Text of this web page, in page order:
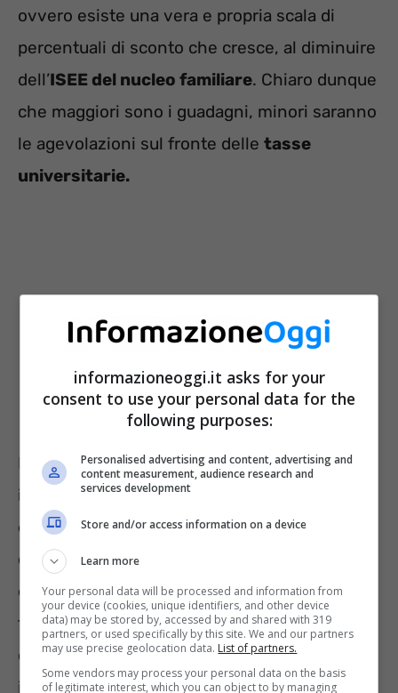
ovvero esiste una vera e propria scala di
percentuali di sconto che cresce, al diminuire
dell’ISEE del nucleo familiare. Chiaro dunque
che maggiori sono i guadagni, minori saranno
le agevolazioni sul fronte delle tasse
universitarie.
Ricordiamo altresì che l’ISEE è il cosiddetto
indicatore della situazione economica
equivalente, e rappresenta uno strumento
che consente di misurare la condizione
economica delle famiglie, tenendo conto di
fattori quali reddito, patrimonio e
caratteristiche di un nucleo familiare. Questo
indicatore è utile in molti contesti e, ad
informazioneoggi.it asks for your
consent to use your personal data for the
following purposes:
Personalised advertising and content, advertising and
content measurement, audience research and
services development
Store and/or access information on a device
Learn more
Your personal data will be processed and information from
your device (cookies, unique identifiers, and other device
data) may be stored by, accessed by and shared with 319
partners, or used specifically by this site. We and our partners
may use precise geolocation data. List of partners.
Some vendors may process your personal data on the basis
of legitimate interest, which you can object to by managing